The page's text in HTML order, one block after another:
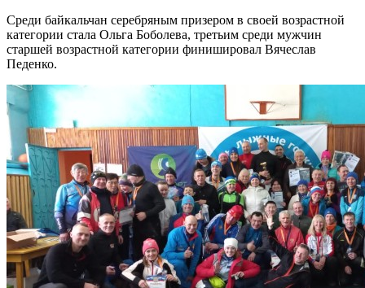
Среди байкальчан серебряным призером в своей возрастной
категории стала Ольга Боболева, третьим среди мужчин
старшей возрастной категории финишировал Вячеслав
Педенко.